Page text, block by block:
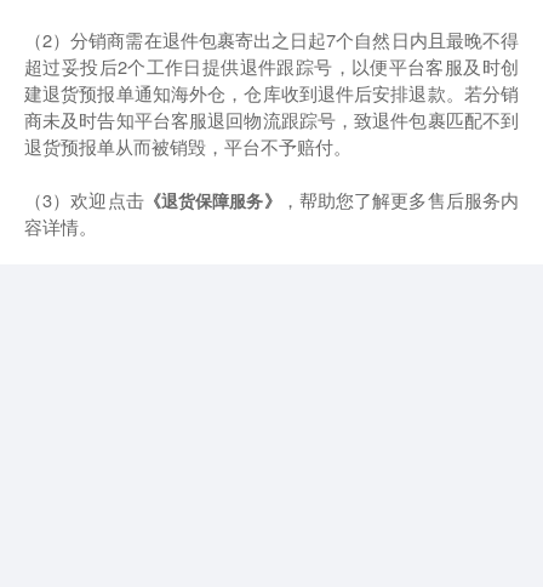
（2）分销商需在退件包裹寄出之日起7个自然日内且最晚不得
超过妥投后2个工作日提供退件跟踪号，以便平台客服及时创
建退货预报单通知海外仓，仓库收到退件后安排退款。若分销
商未及时告知平台客服退回物流跟踪号，致退件包裹匹配不到
退货预报单从而被销毁，平台不予赔付。
（3）欢迎点击《退货保障服务》
，帮助您了解更多售后服务内
容详情。